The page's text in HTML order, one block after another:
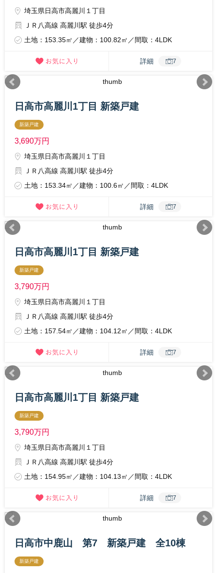
埼玉県日高市高麗川１丁目
ＪＲ八高線 高麗川駅 徒歩4分
土地：153.35㎡／建物：100.82㎡／間取：4LDK
詳細 7
日高市高麗川1丁目 新築戸建
新築戸建
3,690万円
埼玉県日高市高麗川１丁目
ＪＲ八高線 高麗川駅 徒歩4分
土地：153.34㎡／建物：100.6㎡／間取：4LDK
詳細 7
日高市高麗川1丁目 新築戸建
新築戸建
3,790万円
埼玉県日高市高麗川１丁目
ＪＲ八高線 高麗川駅 徒歩4分
土地：157.54㎡／建物：104.12㎡／間取：4LDK
詳細 7
日高市高麗川1丁目 新築戸建
新築戸建
3,790万円
埼玉県日高市高麗川１丁目
ＪＲ八高線 高麗川駅 徒歩4分
土地：154.95㎡／建物：104.13㎡／間取：4LDK
詳細 7
日高市中鹿山 第7 新築戸建 全10棟
新築戸建